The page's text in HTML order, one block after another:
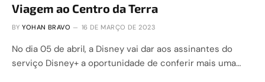
Viagem ao Centro da Terra
BY YOHAN BRAVO 16 DE MARÇO DE 2023
No dia 05 de abril, a Disney vai dar aos assinantes do
serviço Disney+ a oportunidade de conferir mais uma…